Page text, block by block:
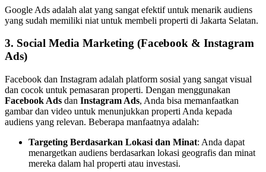
Google Ads adalah alat yang sangat efektif untuk menarik audiens
yang sudah memiliki niat untuk membeli properti di Jakarta Selatan.
3. Social Media Marketing (Facebook & Instagram
Ads)
Facebook dan Instagram adalah platform sosial yang sangat visual
dan cocok untuk pemasaran properti. Dengan menggunakan
Facebook Ads dan Instagram Ads, Anda bisa memanfaatkan
gambar dan video untuk menunjukkan properti Anda kepada
audiens yang relevan. Beberapa manfaatnya adalah:
Targeting Berdasarkan Lokasi dan Minat: Anda dapat
menargetkan audiens berdasarkan lokasi geografis dan minat
mereka dalam hal properti atau investasi.